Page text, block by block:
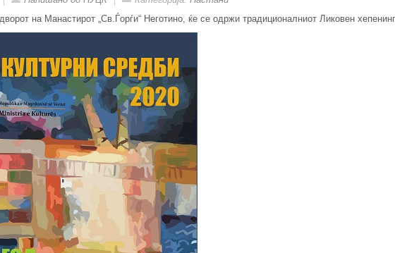
на Манастирот „Св.Ѓорѓи“ Неготино, ќе се одржи традиционалниот Ликовен